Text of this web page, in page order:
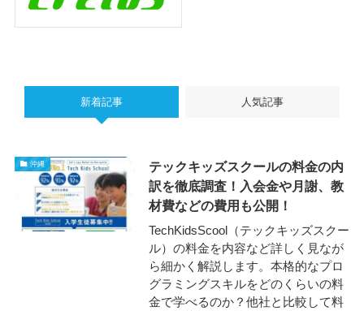
新着記事 人気記事
沖縄
テックキッズスクールの料金の内
訳を徹底調査！入会金や月謝、教
材費などの費用も公開！
TechKidsScool（テックキッズスクー
ル）の料金を内容など詳しく見なが
ら細かく解説します。本格的なプロ
グラミングスキルをどのくらいの料
金で学べるのか？他社と比較して料